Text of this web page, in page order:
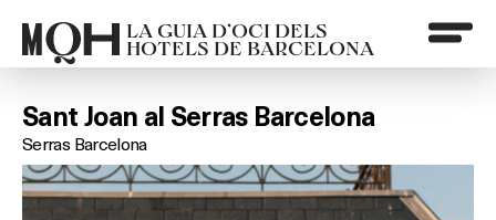
LA GUIA D’OCI DELS
HOTELS DE BARCELONA
Sant Joan al Serras Barcelona
Serras Barcelona